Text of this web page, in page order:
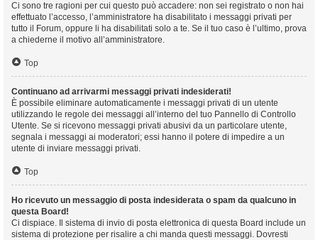
Ci sono tre ragioni per cui questo può accadere: non sei registrato o non hai
effettuato l’accesso, l’amministratore ha disabilitato i messaggi privati per
tutto il Forum, oppure li ha disabilitati solo a te. Se il tuo caso è l’ultimo, prova
a chiederne il motivo all’amministratore.
Top
Continuano ad arrivarmi messaggi privati indesiderati!
È possibile eliminare automaticamente i messaggi privati ​​di un utente
utilizzando le regole dei messaggi all’interno del tuo Pannello di Controllo
Utente. Se si ricevono messaggi privati ​​abusivi da un particolare utente,
segnala i messaggi ai moderatori; essi hanno il potere di impedire a un
utente di inviare messaggi privati​​.
Top
Ho ricevuto un messaggio di posta indesiderata o spam da qualcuno in
questa Board!
Ci dispiace. Il sistema di invio di posta elettronica di questa Board include un
sistema di protezione per risalire a chi manda questi messaggi. Dovresti